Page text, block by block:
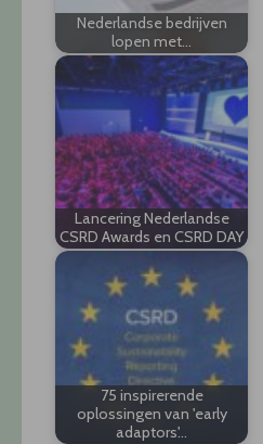
Nederlandse bedrijven
lopen met…
Lancering Nederlandse
CSRD Awards en CSRD DAY
75 inspirerende
oplossingen van 'early
adaptors'…